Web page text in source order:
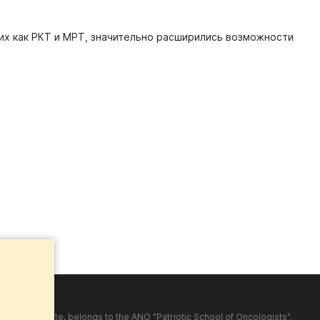
как РКТ и МРТ, значительно расширились возможности
on the site, belongs to the ANO "Patriotic School of Oncologists".